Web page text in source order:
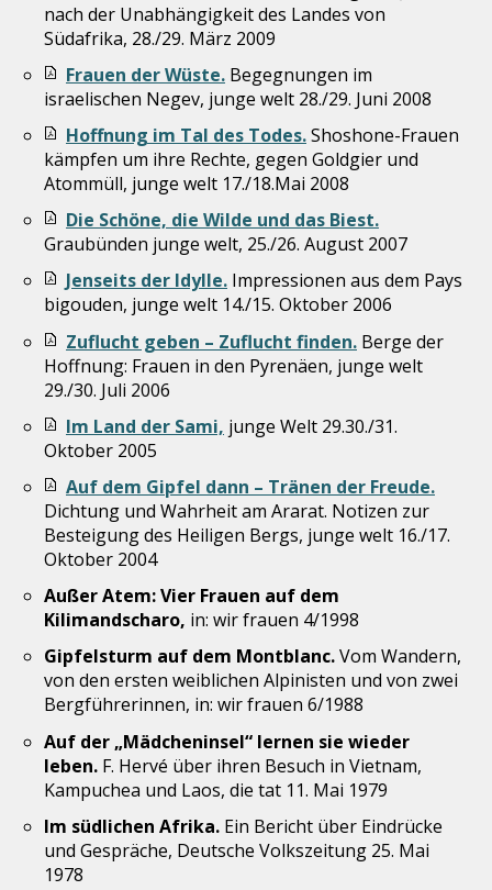
nach der Unabhängigkeit des Landes von
Südafrika, 28./29. März 2009
Frauen der Wüste. Begegnungen im
israelischen Negev, junge welt 28./29. Juni 2008
Hoffnung im Tal des Todes.Shoshone-Frauen
kämpfen um ihre Rechte, gegen Goldgier und
Atommüll, junge welt 17./18.Mai 2008
Die Schöne, die Wilde und das Biest.
Graubünden junge welt, 25./26. August 2007
Jenseits der Idylle. Impressionen aus dem Pays
bigouden, junge welt 14./15. Oktober 2006
Zuflucht geben – Zuflucht finden. Berge der
Hoffnung: Frauen in den Pyrenäen, junge welt
29./30. Juli 2006
Im Land der Sami, junge Welt 29.30./31.
Oktober 2005
Auf dem Gipfel dann – Tränen der Freude.
Dichtung und Wahrheit am Ararat. Notizen zur
Besteigung des Heiligen Bergs, junge welt 16./17.
Oktober 2004
Außer Atem: Vier Frauen auf dem
Kilimandscharo, in: wir frauen 4/1998
Gipfelsturm auf dem Montblanc.Vom Wandern,
von den ersten weiblichen Alpinisten und von zwei
Bergführerinnen, in: wir frauen 6/1988
Auf der „Mädcheninsel“ lernen sie wieder
leben. F. Hervé über ihren Besuch in Vietnam,
Kampuchea und Laos, die tat 11. Mai 1979
Im südlichen Afrika. Ein Bericht über Eindrücke
und Gespräche, Deutsche Volkszeitung 25. Mai
1978